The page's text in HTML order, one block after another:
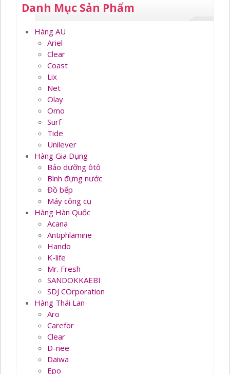
Danh Mục Sản Phẩm
Hàng AU
Ariel
Clear
Coast
Lix
Net
Olay
Omo
Surf
Tide
Unilever
Hàng Gia Dụng
Bảo dưỡng ôtô
Bình đựng nước
Đồ bếp
Máy công cụ
Hàng Hàn Quốc
Acana
Antiphlamine
Hando
K-life
Mr. Fresh
SANDOKKAEBI
SDJ COrporation
Hàng Thái Lan
Aro
Carefor
Clear
D-nee
Daiwa
Epo